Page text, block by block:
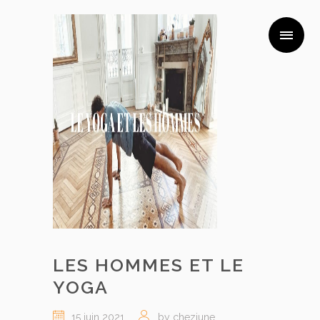
LES HOMMES ET LE
YOGA
15 juin 2021 by chezjune